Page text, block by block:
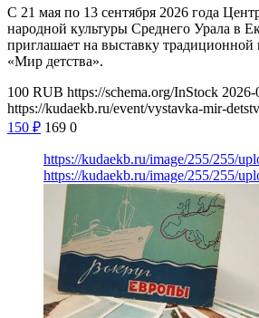
С 21 мая по 13 сентября 2026 года
народной культуры Среднего Урала в
приглашает на выставку
«Мир детства».
100 RUB https://schema.org/InStock
https://kudaekb.ru/event/vystavka-mir-
150 ₽ 169 0
https://kudaekb.ru/image/255/255/
https://kudaekb.ru/image/255/255/